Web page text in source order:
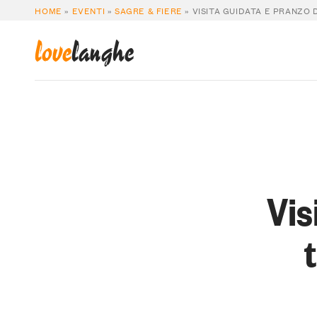
HOME » EVENTI »SAGRE & FIERE » VISITA GUIDATA E
lovelanghe